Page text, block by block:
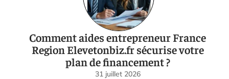
Comment aides entrepreneur France
Region Elevetonbiz.fr sécurise votre
plan de financement ?
31 juillet 2026